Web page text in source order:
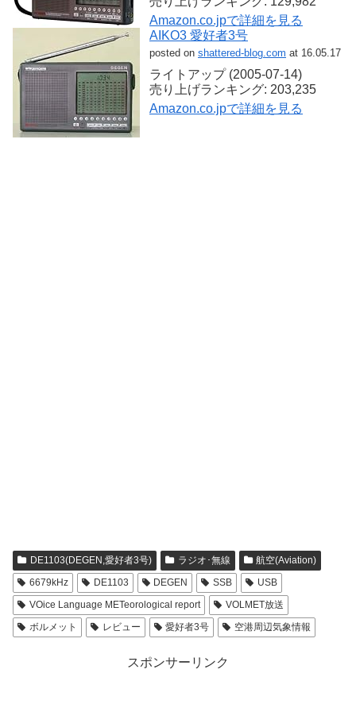
Amazon.co.jpで詳細を見る
AIKO3 愛好者3号
posted on shattered-blog.com at 16.05.17
ライトアップ (2005-07-14)
売り上げランキング: 203,235
Amazon.co.jpで詳細を見る
DE1103(DEGEN,愛好者3号) ラジオ･無線
航空(Aviation)
6679kHz
DE1103 DEGEN SSB
USB
VOice Language METeorological report
VOLMET放送
ボルメット
レビュー 愛好者3号 空港周辺気象情報
スポンサーリンク